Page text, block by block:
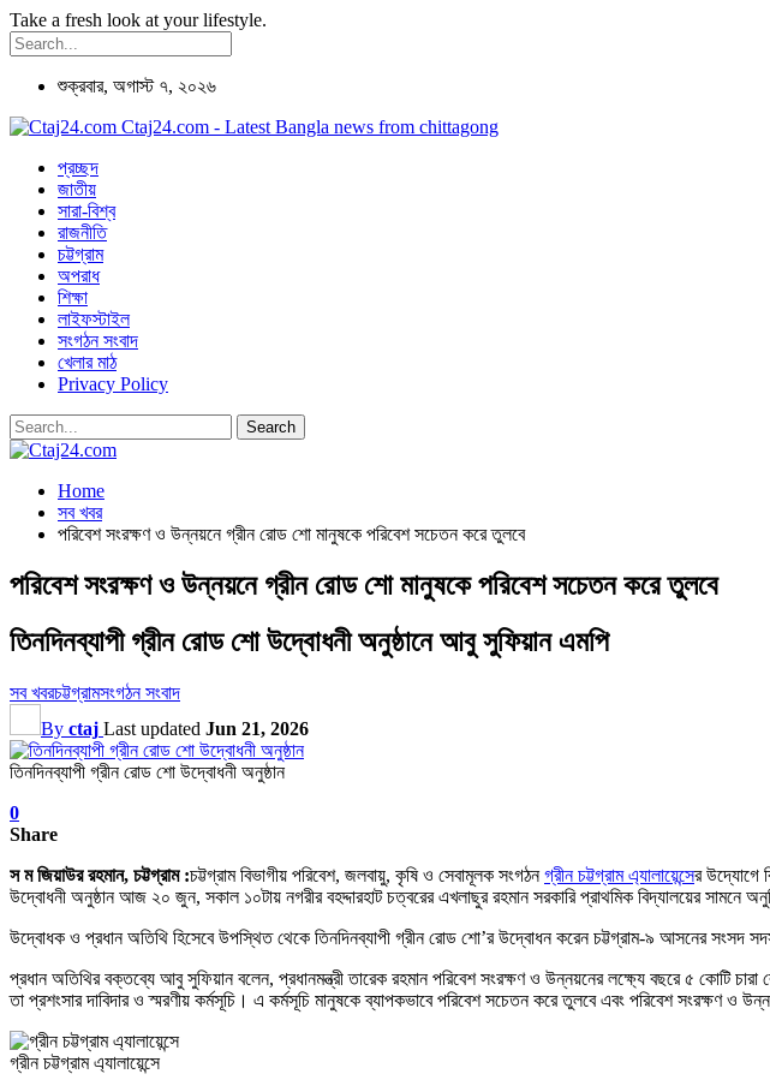
Take a fresh look at your lifestyle.
শুক্রবার, অগাস্ট ৭, ২০২৬
Ctaj24.com - Latest Bangla news from chittagong
প্রচ্ছদ
জাতীয়
সারা-বিশ্ব
রাজনীতি
চট্টগ্রাম
অপরাধ
শিক্ষা
লাইফস্টাইল
সংগঠন সংবাদ
খেলার মাঠ
Privacy Policy
Home
সব খবর
পরিবেশ সংরক্ষণ ও উন্নয়নে গ্রীন রোড শো মানুষকে পরিবেশ সচেতন করে তুলবে
পরিবেশ সংরক্ষণ ও উন্নয়নে গ্রীন রোড শো মানুষকে পরিবেশ সচেতন করে তুলবে
তিনদিনব্যাপী গ্রীন রোড শো উদ্বোধনী অনুষ্ঠানে আবু সুফিয়ান এমপি
সব খবরচট্টগ্রামসংগঠন সংবাদ
By ctaj Last updated Jun 21, 2026
তিনদিনব্যাপী গ্রীন রোড শো উদ্বোধনী অনুষ্ঠান
0
Share
স ম জিয়াউর রহমান, চট্টগ্রাম :চট্টগ্রাম বিভাগীয় পরিবেশ, জলবায়ু, কৃষি ও সেবামূলক সংগঠনগ্রীন চট্টগ্রাম এ্যালায়েন্সের উদ্যোগে
উদ্বোধনী অনুষ্ঠান আজ ২০ জুন, সকাল ১০টায় নগরীর বহদ্দারহাট চত্বরের এখলাছুর রহমান সরকারি প্রাথমিক বিদ্যালয়ের সামনে
উদ্বোধক ও প্রধান অতিথি হিসেবে উপস্থিত থেকে তিনদিনব্যাপী গ্রীন রোড শো’র উদ্বোধন করেন চট্টগ্রাম-৯ আসনের সংসদ
প্রধান অতিথির বক্তব্যে আবু সুফিয়ান বলেন, প্রধানমন্ত্রী তারেক রহমান পরিবেশ সংরক্ষণ ও উন্নয়নের লক্ষ্যে বছরে ৫ কোটি চারা
তা প্রশংসার দাবিদার ও স্মরণীয় কর্মসূচি। এ কর্মসূচি মানুষকে ব্যাপকভাবে পরিবেশ সচেতন করে তুলবে এবং পরিবেশ সংরক্ষণ ও
গ্রীন চট্টগ্রাম এ্যালায়েন্সে